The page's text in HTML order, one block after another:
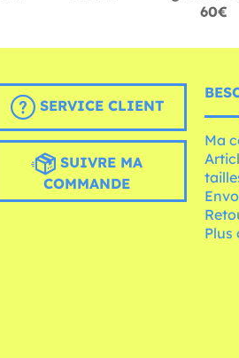
60€
SERVICE CLIENT
SUIVRE MA
COMMANDE
Ma
Plus